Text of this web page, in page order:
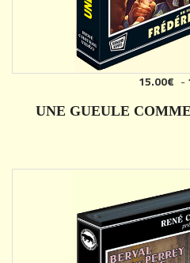
15.00€ -
UNE GUEULE